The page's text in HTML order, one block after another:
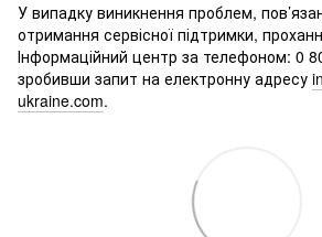
У випадку виникнення проблем,
отримання сервісної підтримки,
Інформаційний центр за телефоном: 0
зробивши запит на електронну адресу
ukraine.com.